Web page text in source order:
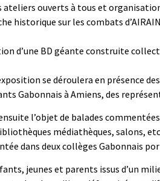
ateliers ouverts à tous et
historique sur les combats
d’une BD géante construite
se déroulera en présence
Gabonnais à Amiens, des
l’objet de balades
médiathèques, salons,
dans deux collèges Gabonnais
jeunes et parents issus d’un